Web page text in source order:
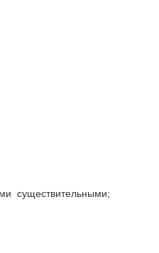
существительными;